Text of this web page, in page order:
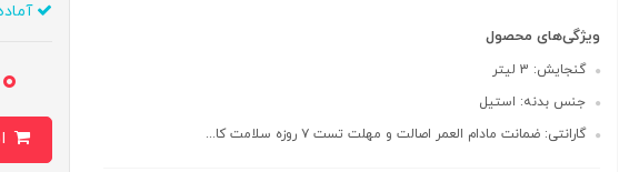
ویژگی‌های محصول
گنجایش: 3 لیتر
جنس بدنه: استیل
گارانتی: ضمانت مادام العمر اصالت و مهلت تست ۷ روزه سلامت کا...